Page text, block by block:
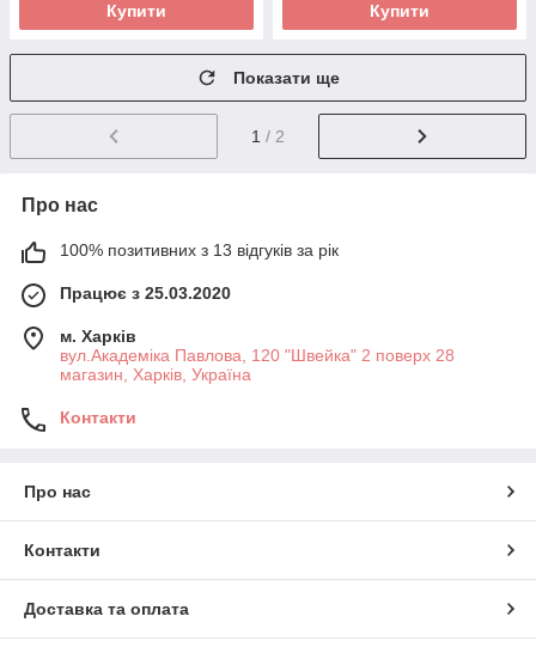
Купити Купити
Показати ще
1 / 2
Про нас
100% позитивних з 13 відгуків за рік
Працює з 25.03.2020
м. Харків
вул.Академіка Павлова, 120 "Швейка" 2 поверх 28
магазин, Харків, Україна
Контакти
Про нас
Контакти
Доставка та оплата